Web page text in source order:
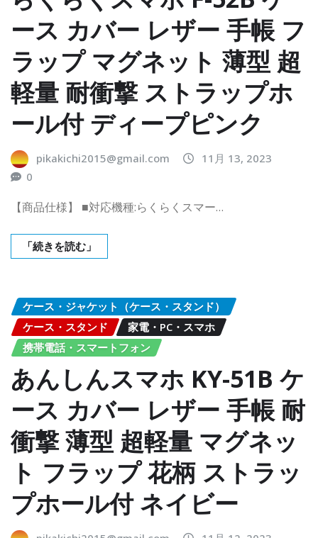
ース カバー レザー 手帳 フ
ラップ マグネット 薄型 超
軽量 耐衝撃 ストラップホ
ール付 ディープピンク
pikakichi2015@gmail.com
11月 13, 2023
0
【商品仕様】 ■対応機種:らくらくスマー…
「続きを読む」
ケース・ジャケット（ケース・スタンド）
ケース・スタンド
家電・PC・スマホ
携帯電話・スマートフォン
あんしんスマホ KY-51B ケ
ース カバー レザー 手帳 耐
衝撃 薄型 超軽量 マグネッ
ト フラップ 花柄 ストラッ
プホール付 ネイビー